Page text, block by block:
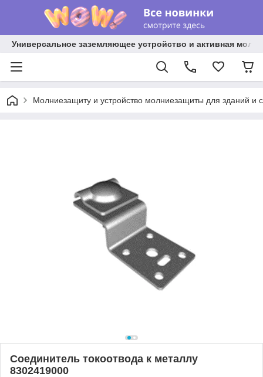
Универсальное заземляющее устройство и активная
Молниезащиту и устройство молниезащиты для зданий и
Соединитель токоотвода к металлу
8302419000